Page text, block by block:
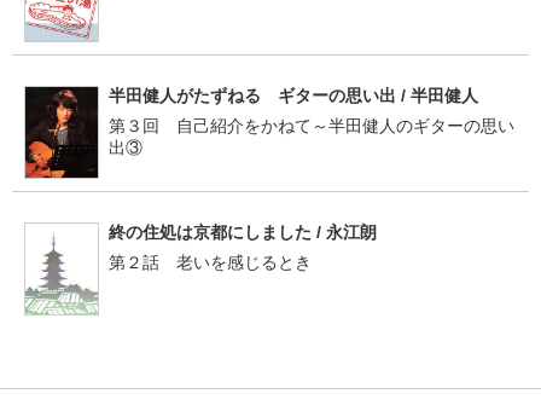
半田健人がたずねる ギターの思い出 / 半田健人
第３回 自己紹介をかねて～半田健人のギターの思い
出③
終の住処は京都にしました / 永江朗
第２話 老いを感じるとき